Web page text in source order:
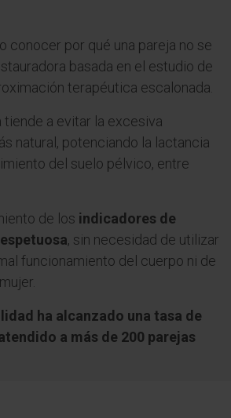
conocer por qué una pareja no se
basada en el estudio de
terapéutica escalonada.
a evitar la excesiva
natural, potenciando la lactancia
del suelo pélvico, entre
de los indicadores de
, sin necesidad de utilizar
funcionamiento del cuerpo ni de
ha alcanzado una tasa de
a más de 200 parejas